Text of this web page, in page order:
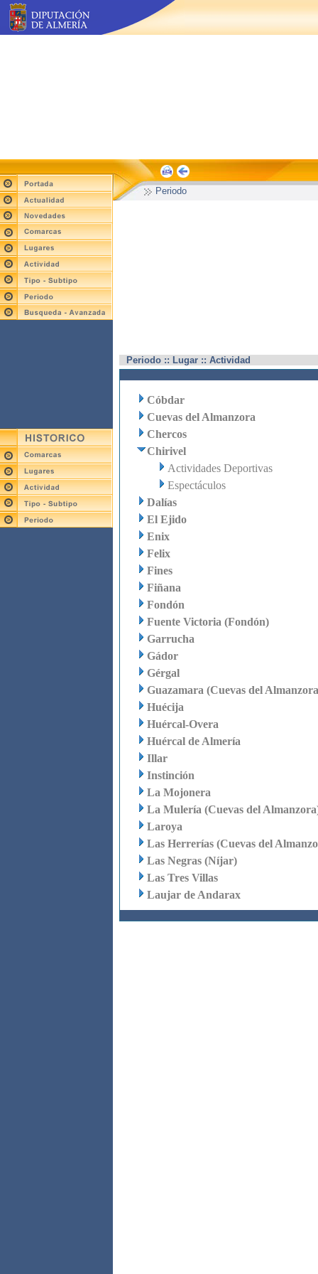
Periodo
Periodo :: Lugar :: Actividad
Cóbdar
Cuevas del Almanzora
Chercos
Chirivel
Actividades Deportivas
Espectáculos
Dalías
El Ejido
Enix
Felix
Fines
Fiñana
Fondón
Fuente Victoria (Fondón)
Garrucha
Gádor
Gérgal
Guazamara (Cuevas del
Huécija
Huércal-Overa
Huércal de Almería
Illar
Instinción
La Mojonera
La Mulería (Cuevas del
Laroya
Las Herrerías (Cuevas del
Las Negras (Níjar)
Las Tres Villas
Laujar de Andarax